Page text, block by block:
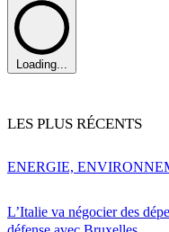
Loading...
LES PLUS RÉCENTS
L’Italie va négocier des
ENERGIE,